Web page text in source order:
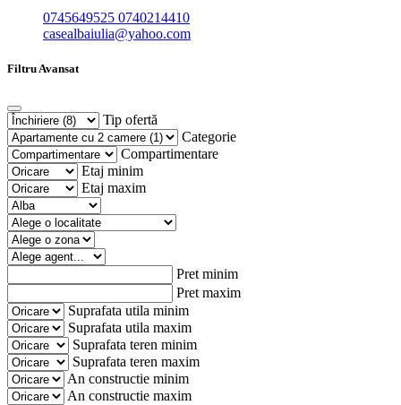
0745649525 0740214410
casealbaiulia@yahoo.com
Filtru Avansat
Tip ofertă
Categorie
Compartimentare
Etaj minim
Etaj maxim
Pret minim
Pret maxim
Suprafata utila minim
Suprafata utila maxim
Suprafata teren minim
Suprafata teren maxim
An constructie minim
An constructie maxim